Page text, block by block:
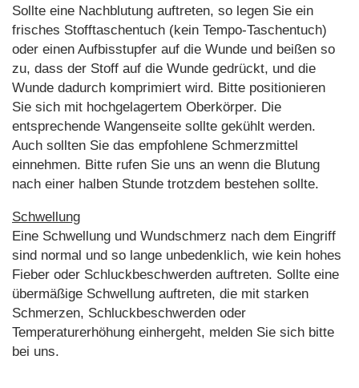
Sollte eine Nachblutung auftreten, so legen Sie ein
frisches Stofftaschentuch (kein Tempo-Taschentuch)
oder einen Aufbisstupfer auf die Wunde und beißen so
zu, dass der Stoff auf die Wunde gedrückt, und die
Wunde dadurch komprimiert wird. Bitte positionieren
Sie sich mit hochgelagertem Oberkörper. Die
entsprechende Wangenseite sollte gekühlt werden.
Auch sollten Sie das empfohlene Schmerzmittel
einnehmen. Bitte rufen Sie uns an wenn die Blutung
nach einer halben Stunde trotzdem bestehen sollte.
Schwellung
Eine Schwellung und Wundschmerz nach dem Eingriff
sind normal und so lange unbedenklich, wie kein hohes
Fieber oder Schluckbeschwerden auftreten. Sollte eine
übermäßige Schwellung auftreten, die mit starken
Schmerzen, Schluckbeschwerden oder
Temperaturerhöhung einhergeht, melden Sie sich bitte
bei uns.